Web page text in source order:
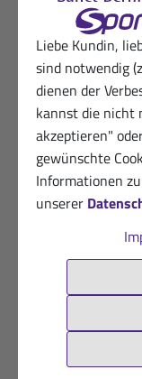
Liebe Kundin,
sind notwendig
dienen der
kannst die nicht
akzeptieren"
gewünschte
Informationen
unserer
Die
Warm-up-
VERIFIZIERT
Zufriedene
Sehr gute